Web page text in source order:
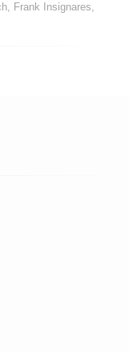
Frank Insignares,